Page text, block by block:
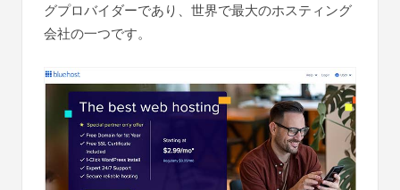
グプロバイダーであり、世界で最大のホスティング
会社の一つです。